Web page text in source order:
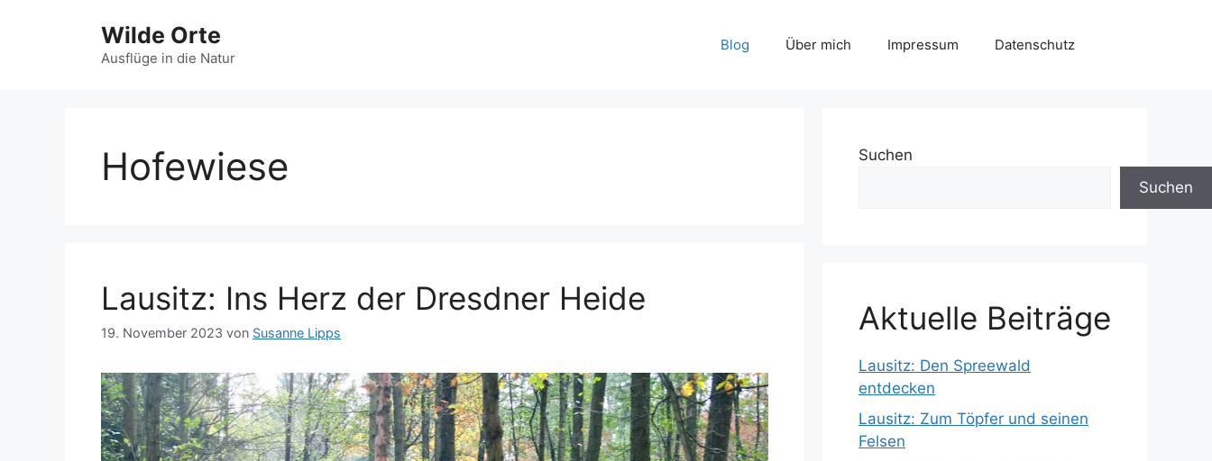
Wilde Orte
Ausflüge in die Natur
Blog Über mich Impressum Datenschutz
Hofewiese
Lausitz: Ins Herz der Dresdner Heide
19. November 2023 von Susanne Lipps
Suchen
Suchen
Aktuelle Beiträge
Lausitz: Den Spreewald
entdecken
Lausitz: Zum Töpfer und seinen
Felsen